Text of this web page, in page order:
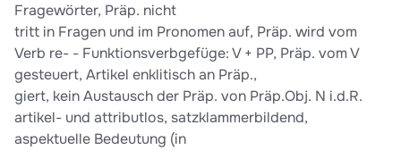
Fragewörter, Präp. nicht
tritt in Fragen und im Pronomen auf, Präp. wird vom
Verb re- - Funktionsverbgefüge: V + PP, Präp. vom V
gesteuert, Artikel enklitisch an Präp.,
giert, kein Austausch der Präp. von Präp.Obj. N i.d.R.
artikel- und attributlos, satzklammerbildend,
aspektuelle Bedeutung (in